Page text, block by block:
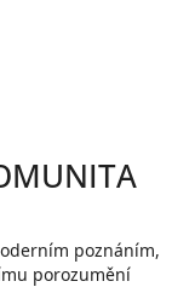
poznáním,
porozumění